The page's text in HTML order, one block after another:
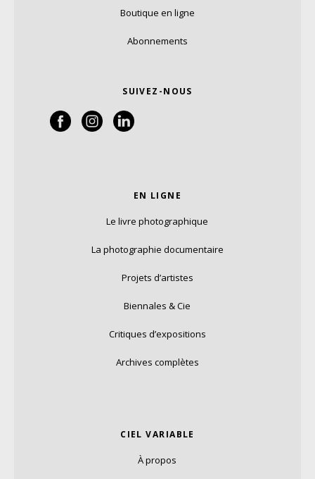
Boutique en ligne
Abonnements
SUIVEZ-NOUS
EN LIGNE
Le livre photographique
La photographie documentaire
Projets d’artistes
Biennales & Cie
Critiques d’expositions
Archives complètes
CIEL VARIABLE
À propos